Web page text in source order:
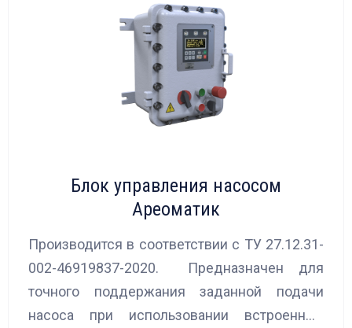
Блок управления насосом
Ареоматик
Производится в соответствии с ТУ 27.12.31-
002-46919837-2020. Предназначен для
точного поддержания заданной подачи
насоса при использовании встроенных